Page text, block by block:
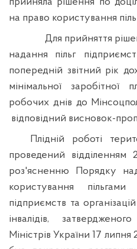
на право користування
Для прийняття
надання пільг
попередній звітний рік
мінімальної заробітної
робочих днів до
відповідний висновок-
Плідній роботі
проведений відділенням
роз'ясненню Порядку
користування
підприємств та
інвалідів,
Міністрів України 17